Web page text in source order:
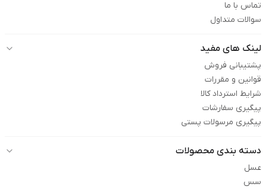
تماس با ما
سوالات متداول
لینک های مفید
پشتیبانی فروش
قوانین و مقررات
شرایط استرداد کالا
پیگیری سفارشات
پیگیری مرسولات پستی
دسته بندی محصولات
عسل
سس